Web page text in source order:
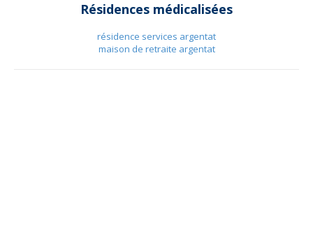
Résidences médicalisées
résidence services argentat
maison de retraite argentat